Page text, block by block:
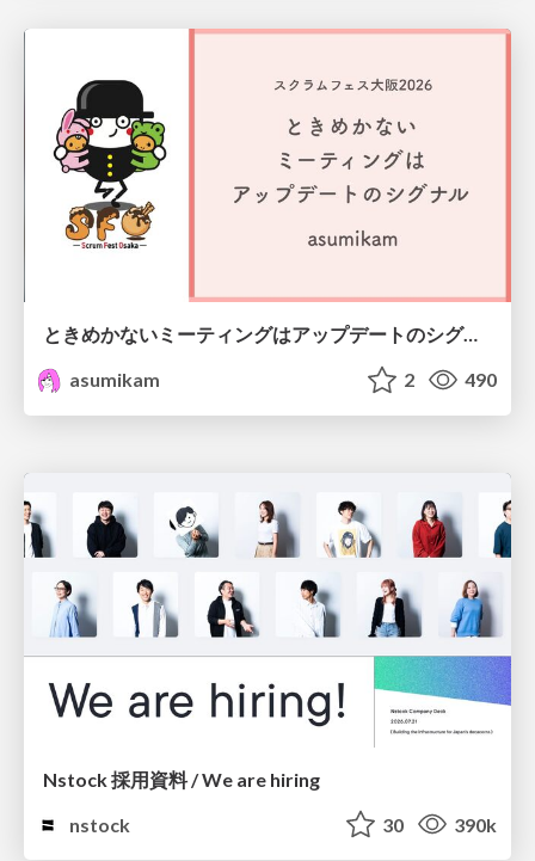
ときめかないミーティングはアップデートのシグナル #scrumosaka
asumikam
2 490
Nstock 採用資料 / We are hiring
nstock
30 390k